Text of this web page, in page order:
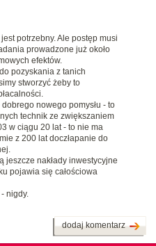
potrzebny. Ale postęp musi
prowadzone już około
efektów.
pozyskania z tanich
stworzyć żeby to
nowego pomysłu - to
technik ze zwiększaniem
w ciągu 20 lat - to nie ma
z 200 lat doczłapanie do
jeszcze nakłady inwestycyjne
pojawia się całościowa
nigdy.
dodaj komentarz